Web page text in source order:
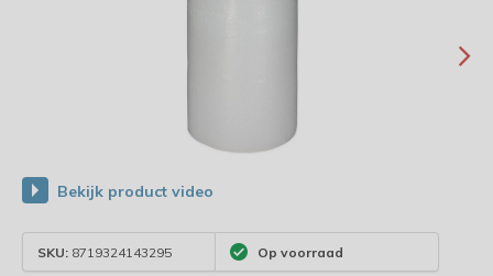
SKU: 8719324143295 Op voorraad
Bekijk product video